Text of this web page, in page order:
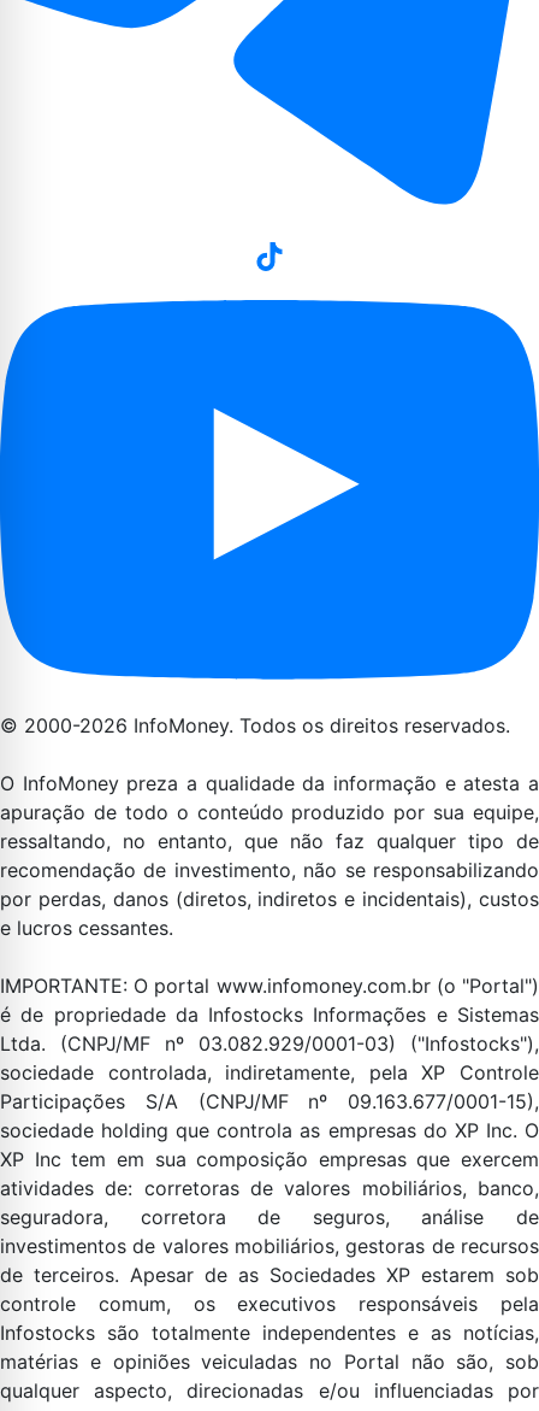
© 2000-2026 InfoMoney. Todos os direitos reservados.
O InfoMoney preza a qualidade da informação e atesta a
apuração de todo o conteúdo produzido por sua equipe,
ressaltando, no entanto, que não faz qualquer tipo de
recomendação de investimento, não se responsabilizando
por perdas, danos (diretos, indiretos e incidentais), custos
e lucros cessantes.
IMPORTANTE: O portal www.infomoney.com.br (o "Portal")
é de propriedade da Infostocks Informações e Sistemas
Ltda. (CNPJ/MF nº 03.082.929/0001-03) ("Infostocks"),
sociedade controlada, indiretamente, pela XP Controle
Participações S/A (CNPJ/MF nº 09.163.677/0001-15),
sociedade holding que controla as empresas do XP Inc. O
XP Inc tem em sua composição empresas que exercem
atividades de: corretoras de valores mobiliários, banco,
seguradora, corretora de seguros, análise de
investimentos de valores mobiliários, gestoras de recursos
de terceiros. Apesar de as Sociedades XP estarem sob
controle comum, os executivos responsáveis pela
Infostocks são totalmente independentes e as notícias,
matérias e opiniões veiculadas no Portal não são, sob
qualquer aspecto, direcionadas e/ou influenciadas por